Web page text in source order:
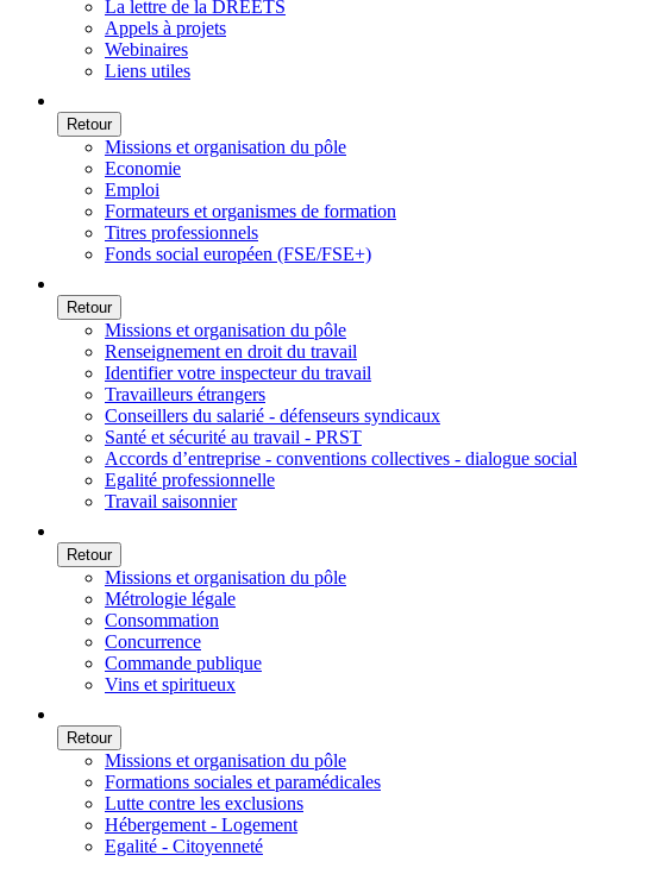
La lettre de la DREETS
Appels à projets
Webinaires
Liens utiles
Retour
Missions et organisation du pôle
Economie
Emploi
Formateurs et organismes de formation
Titres professionnels
Fonds social européen (FSE/FSE+)
Retour
Missions et organisation du pôle
Renseignement en droit du travail
Identifier votre inspecteur du travail
Travailleurs étrangers
Conseillers du salarié - défenseurs syndicaux
Santé et sécurité au travail - PRST
Accords d’entreprise - conventions collectives - dialogue social
Egalité professionnelle
Travail saisonnier
Retour
Missions et organisation du pôle
Métrologie légale
Consommation
Concurrence
Commande publique
Vins et spiritueux
Retour
Missions et organisation du pôle
Formations sociales et paramédicales
Lutte contre les exclusions
Hébergement - Logement
Egalité - Citoyenneté